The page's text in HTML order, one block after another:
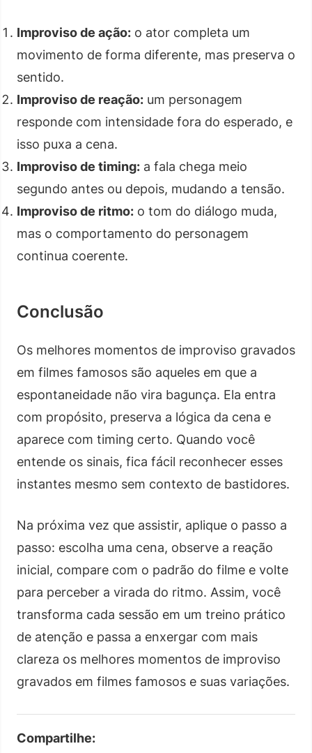
Improviso de ação: o ator completa um
movimento de forma diferente, mas preserva o
sentido.
Improviso de reação: um personagem
responde com intensidade fora do esperado, e
isso puxa a cena.
Improviso de timing: a fala chega meio
segundo antes ou depois, mudando a tensão.
Improviso de ritmo: o tom do diálogo muda,
mas o comportamento do personagem
continua coerente.
Conclusão
Os melhores momentos de improviso gravados
em filmes famosos são aqueles em que a
espontaneidade não vira bagunça. Ela entra
com propósito, preserva a lógica da cena e
aparece com timing certo. Quando você
entende os sinais, fica fácil reconhecer esses
instantes mesmo sem contexto de bastidores.
Na próxima vez que assistir, aplique o passo a
passo: escolha uma cena, observe a reação
inicial, compare com o padrão do filme e volte
para perceber a virada do ritmo. Assim, você
transforma cada sessão em um treino prático
de atenção e passa a enxergar com mais
clareza os melhores momentos de improviso
gravados em filmes famosos e suas variações.
Compartilhe: